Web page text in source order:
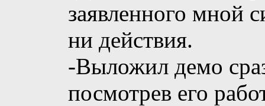
заявленного мной
ни действия.
-Выложил демо
посмотрев его